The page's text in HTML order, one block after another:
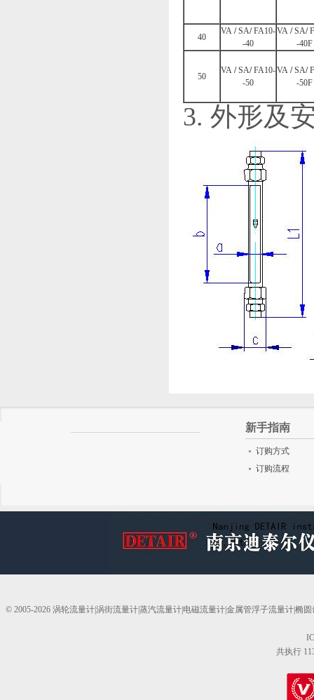
40
VA /SA/FA10-
-40
VA /SA/
-40F
50
VA /SA/FA10-
-50
VA /SA/
-50F
3. 外形及
新手指南
订购方式
订购流程
© 2005-2026 涡轮流量计|涡街流量计|蒸汽流量计|电磁流量计|金属管浮子流量计|椭
共执行